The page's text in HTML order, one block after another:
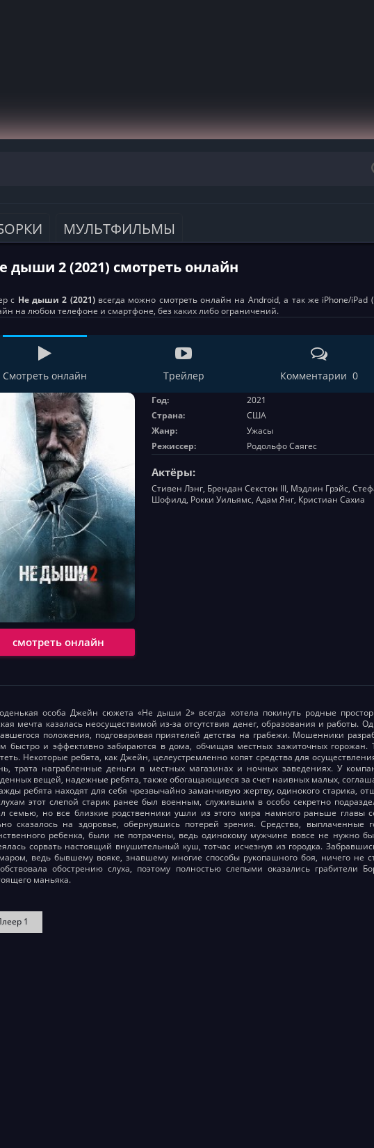
МУЛЬТФИЛЬМЫ
дыши 2 (2021) смотреть онлайн
с Не дыши 2 (2021)всегда можно смотреть онлайн на Android, а так же iPhone/
на любом телефоне и смартфоне, без каких либо ограничений.
Смотреть онлайн Трейлер Комментарии 0
смотреть онлайн
Год:
2021
Страна:
США
Жанр:
Ужасы
Режиссер:
Родольфо Саягес
Актёры:
Стивен Лэнг, Брендан Секстон III, Мэдлин Грэйс,
Шофилд, Рокки Уильямс, Адам Янг, Кристиан Сахиа
особа Джейн сюжета «Не дыши 2» всегда хотела покинуть родные
мечта казалась неосуществимой из-за отсутствия денег, образования и
положения, подговаривая приятелей детства на грабежи. Мошенники
быстро и эффективно забираются в дома, обчищая местных зажиточных горожан.
Некоторые ребята, как Джейн, целеустремленно копят средства для
трата награбленные деньги в местных магазинах и ночных заведениях. У
вещей, надежные ребята, также обогащающиеся за счет наивных малых,
ребята находят для себя чрезвычайно заманчивую жертву, одинокого старика,
этот слепой старик ранее был военным, служившим в особо секретно
семью, но все близкие родственники ушли из этого мира намного раньше главы
сказалось на здоровье, обернувшись потерей зрения. Средства, выплаченные
ребенка, были не потрачены, ведь одинокому мужчине вовсе не нужно
сорвать настоящий внушительный куш, тотчас исчезнув из городка.
ведь бывшему вояке, знавшему многие способы рукопашного боя, ничего не
обострению слуха, поэтому полностью слепыми оказались
маньяка.
1